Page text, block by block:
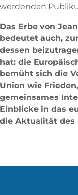
werdenden
Das Erbe von
bedeutet auch,
dessen
hat: die
bemüht sich die
Union wie
gemeinsames
Einblicke in das
die Aktualität des